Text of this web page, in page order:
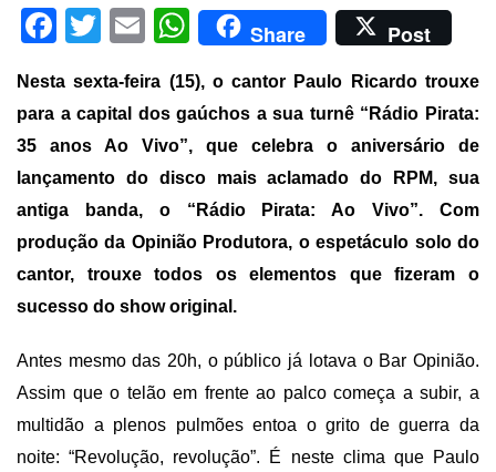
Facebook
Twitter
EmailWhatsApp
Share Post
Nesta sexta-feira (15), o cantor Paulo Ricardo trouxe
para a capital dos gaúchos a sua turnê “Rádio Pirata:
35 anos Ao Vivo”, que celebra o aniversário de
lançamento do disco mais aclamado do RPM, sua
antiga banda, o “Rádio Pirata: Ao Vivo”. Com
produção da Opinião Produtora, o espetáculo solo do
cantor, trouxe todos os elementos que fizeram o
sucesso do show original.
Antes mesmo das 20h, o público já lotava o Bar Opinião.
Assim que o telão em frente ao palco começa a subir, a
multidão a plenos pulmões entoa o grito de guerra da
noite: “Revolução, revolução”. É neste clima que Paulo